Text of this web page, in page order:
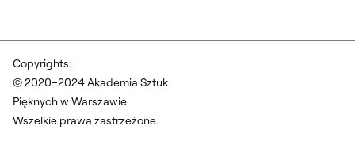
Copyrights:
© 2020–2024 Akademia Sztuk
Pięknych w Warszawie
Wszelkie prawa zastrzeżone.